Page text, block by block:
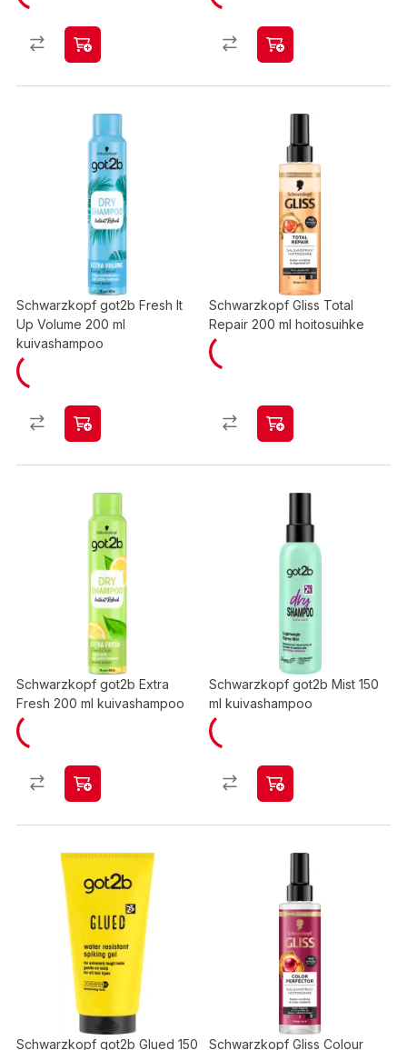
Schwarzkopf got2b Fresh It
Up Volume 200 ml
kuivashampoo
Schwarzkopf Gliss Total
Repair 200 ml hoitosuihke
Schwarzkopf got2b Extra
Fresh 200 ml kuivashampoo
Schwarzkopf got2b Mist 150
ml kuivashampoo
Schwarzkopf got2b Glued 150 Schwarzkopf Gliss Colour